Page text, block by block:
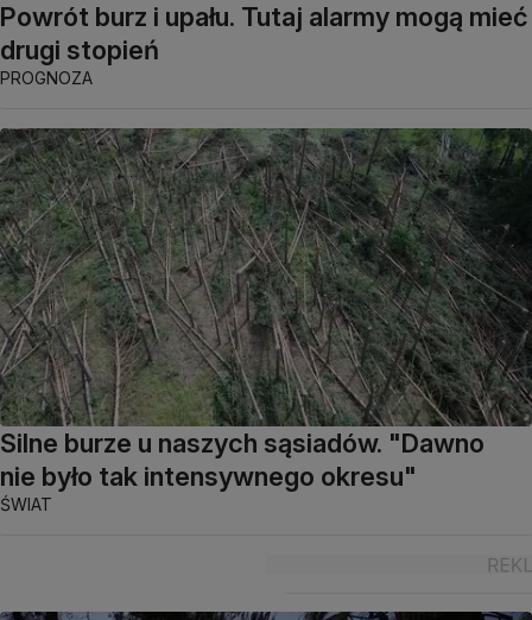
Powrót burz i upału. Tutaj alarmy mogą mieć
drugi stopień
PROGNOZA
Silne burze u naszych sąsiadów. "Dawno
nie było tak intensywnego okresu"
ŚWIAT